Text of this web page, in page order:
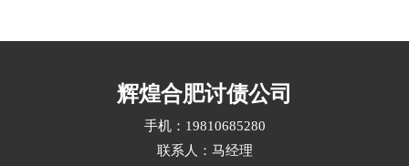
辉煌合肥讨债公司
手机：19810685280
联系人：马经理